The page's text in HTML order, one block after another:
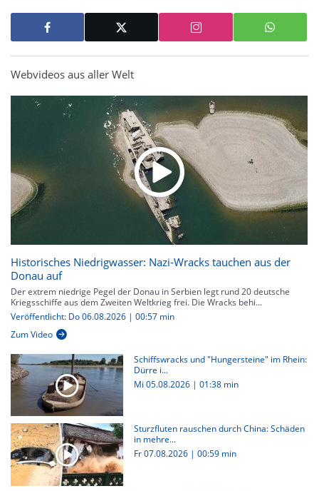
Webvideos aus aller Welt
Historisches Niedrigwasser: Nazi-Wracks tauchen aus der
Donau auf
Der extrem niedrige Pegel der Donau in Serbien legt rund 20 deutsche
Kriegsschiffe aus dem Zweiten Weltkrieg frei. Die Wracks behi...
Veröffentlicht: Do 06.08.2026 | 00:57 min
Zum Video
Schiffswracks und "Hungersteine" im Rhein:
Dürre i...
Mi 05.08.2026 | 01:38 min
Sturzfluten rauschen durch China: Schäden
in mehre...
Fr 07.08.2026 | 00:59 min